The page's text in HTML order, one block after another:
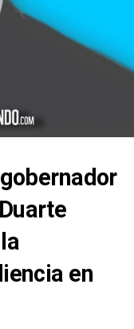
en